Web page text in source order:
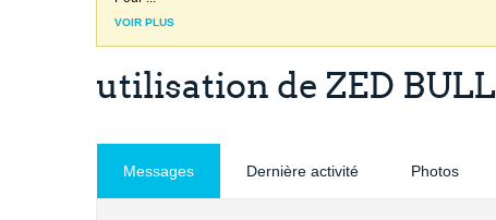
VOIR PLUS
utilisation de ZED BULL
Messages Dernière activité Photos